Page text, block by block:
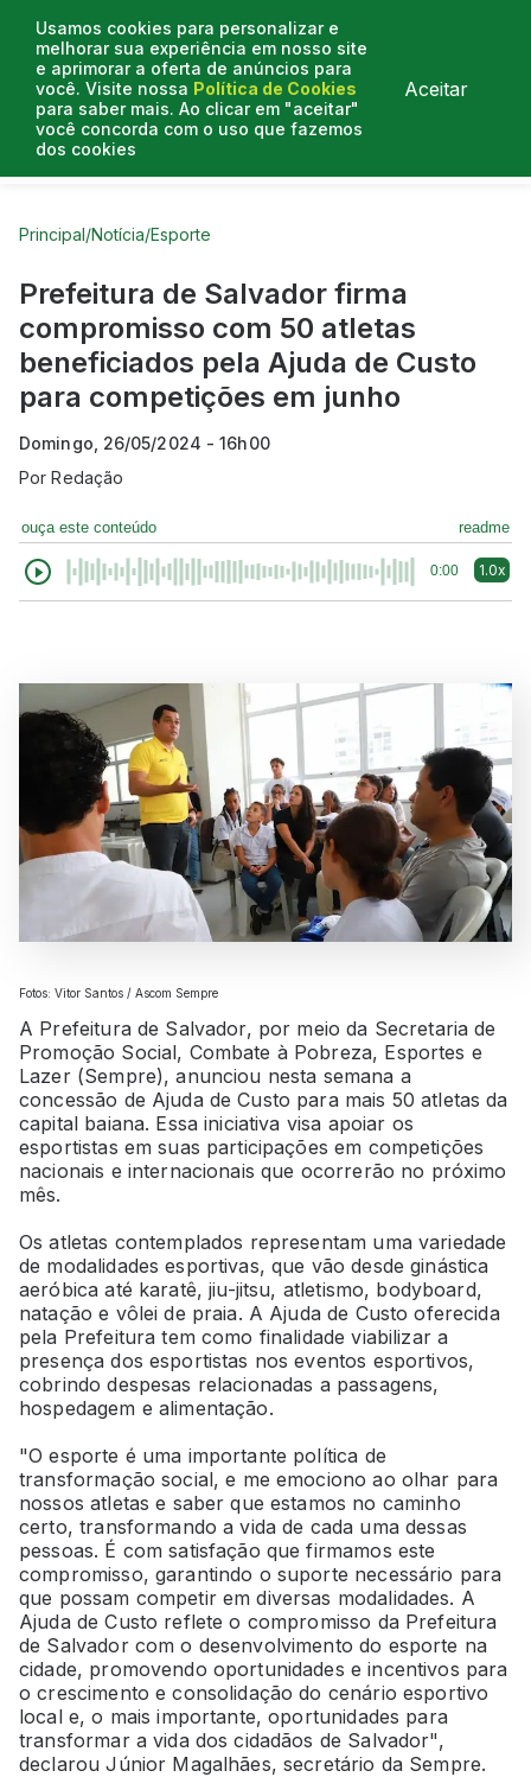
Usamos cookies para personalizar e
melhorar sua experiência em nosso site
e aprimorar a oferta de anúncios para
você. Visite nossa Política de Cookies
para saber mais. Ao clicar em "aceitar"
você concorda com o uso que fazemos
dos cookies
Aceitar
Curtas do Poder
Principal/Notícia/Esporte
Prefeitura de Salvador firma
compromisso com 50 atletas
beneficiados pela Ajuda de Custo
para competições em junho
Domingo, 26/05/2024 - 16h00
PorRedação
ouça este conteúdo readme
0:00 1.0x
Fotos: Vitor Santos / Ascom Sempre
A Prefeitura de Salvador, por meio da Secretaria de
Promoção Social, Combate à Pobreza, Esportes e
Lazer (Sempre), anunciou nesta semana a
concessão de Ajuda de Custo para mais 50 atletas da
capital baiana. Essa iniciativa visa apoiar os
esportistas em suas participações em competições
nacionais e internacionais que ocorrerão no próximo
mês.
Os atletas contemplados representam uma variedade
de modalidades esportivas, que vão desde ginástica
aeróbica até karatê, jiu-jitsu, atletismo, bodyboard,
natação e vôlei de praia. A Ajuda de Custo oferecida
pela Prefeitura tem como finalidade viabilizar a
presença dos esportistas nos eventos esportivos,
cobrindo despesas relacionadas a passagens,
hospedagem e alimentação.
"O esporte é uma importante política de
transformação social, e me emociono ao olhar para
nossos atletas e saber que estamos no caminho
certo, transformando a vida de cada uma dessas
pessoas. É com satisfação que firmamos este
compromisso, garantindo o suporte necessário para
que possam competir em diversas modalidades. A
Ajuda de Custo reflete o compromisso da Prefeitura
de Salvador com o desenvolvimento do esporte na
cidade, promovendo oportunidades e incentivos para
o crescimento e consolidação do cenário esportivo
local e, o mais importante, oportunidades para
transformar a vida dos cidadãos de Salvador",
declarou Júnior Magalhães, secretário da Sempre.